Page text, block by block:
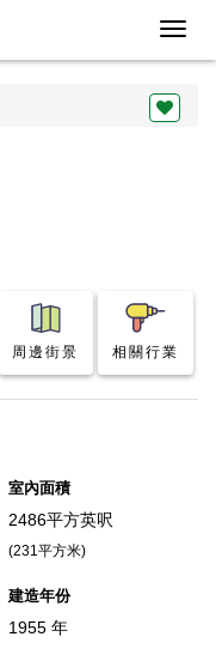
周邊街景 相關行業
室內面積
2486平方英呎
(231平方米)
建造年份
1955 年